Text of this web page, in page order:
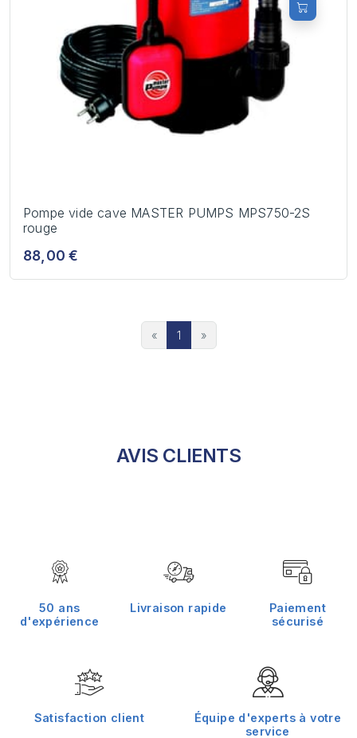
Pompe vide cave MASTER PUMPS MPS750-2S
rouge
88,00 €
« 1 »
AVIS CLIENTS
50 ans
d'expérience
Livraison rapide
Paiement
sécurisé
Satisfaction client
Équipe d'experts à votre
service